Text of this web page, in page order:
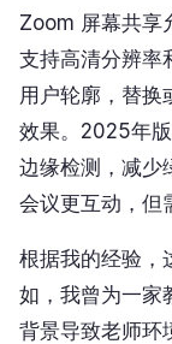
Zoom 屏幕共享
支持高清分辨率
用户轮廓，替换
效果。2025年
边缘检测，减少
会议更互动，但
根据我的经验，
如，我曾为一家
背景导致老师环